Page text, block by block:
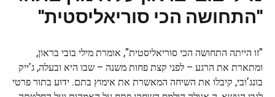
"התחושה הכי סוריאליסטית"
"זו הייתה התחושה הכי סוריאליסטית", אומרת מילי בובי בראון,
ומתארת ​​את הרגע – לפני קצת פחות משנה – שבו היא ובעלה, ג'ייק
בונג'ובי, קיבלו את השיחה המאשרת את אימוץ בתם. ידוע בתור פרטי